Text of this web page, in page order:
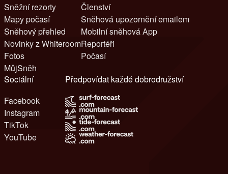
Sněžní rezorty
Mapy počasí
Sněhový přehled
Novinky z Whiteroom
Fotos
MůjSněh
Členství
Sněhová upozornění emailem
Mobilní sněhová App
Reportéři
Počasí
Sociální
Facebook
Instagram
TikTok
YouTube
Předpovídat každé dobrodružství